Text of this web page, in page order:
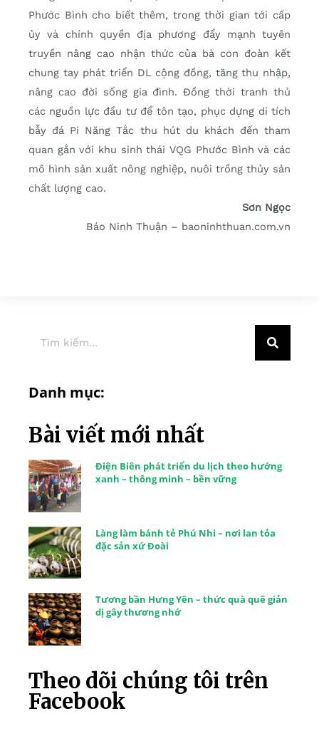
Phước Bình cho biết thêm, trong thời gian tới cấp
ủy và chính quyền địa phương đẩy mạnh tuyên
truyền nâng cao nhận thức của bà con đoàn kết
chung tay phát triển DL cộng đồng, tăng thu nhập,
nâng cao đời sống gia đình. Đồng thời tranh thủ
các nguồn lực đầu tư để tôn tạo, phục dựng di tích
bẫy đá Pi Năng Tắc thu hút du khách đến tham
quan gắn với khu sinh thái VQG Phước Bình và các
mô hình sản xuất nông nghiệp, nuôi trồng thủy sản
chất lượng cao.
Sơn Ngọc
Báo Ninh Thuận – baoninhthuan.com.vn
Danh mục:
Bài viết mới nhất
Điện Biên phát triển du lịch theo hướng
xanh – thông minh – bền vững
Làng làm bánh tẻ Phú Nhi – nơi lan tỏa
đặc sản xứ Đoài
Tương bần Hưng Yên – thức quà quê giản
dị gây thương nhớ
Theo dõi chúng tôi trên
Facebook